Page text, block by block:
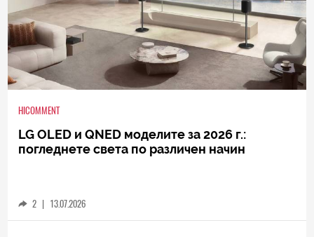
HICOMMENT
LG OLED и QNED моделите за 2026 г.:
погледнете света по различен начин
2 | 13.07.2026